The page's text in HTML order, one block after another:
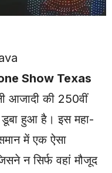
Show Texas
आजादी की 250वीं
डूबा हुआ है। इस महा-
में एक ऐसा
न सिर्फ वहां मौजूद